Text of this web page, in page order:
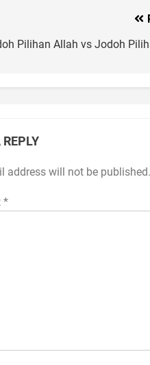
Pilihan Allah vs Jodoh
REPLY
address will not be published.
*